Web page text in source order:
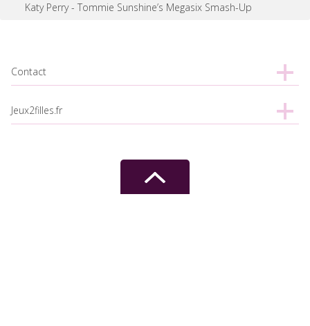
Katy Perry - Tommie Sunshine’s Megasix Smash-Up
Contact
Jeux2filles.fr